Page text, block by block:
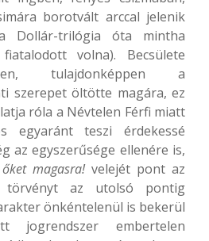
borotvált arccal jelenik
Dollár-trilógia óta mintha
volna). Becsülete
tulajdonképpen a
szerepet öltötte magára, ez
róla a Névtelen Férfi miatt
egyaránt teszi érdekessé
az egyszerűsége ellenére is,
magasra!velejét pont az
az utolsó pontig
önkéntelenül is bekerül
jogrendszer embertelen